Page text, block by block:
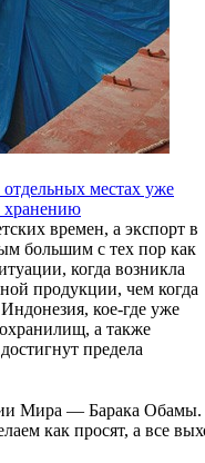
местах уже
хранению
времен, а экспорт в
большим с тех пор как
когда возникла
продукции, чем когда
кое-где уже
а также
предела
Мира — Барака
как просят, а все